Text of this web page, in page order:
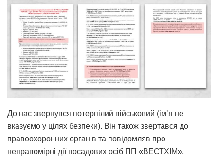
До нас звернувся потерпілий військовий (імʼя не
вказуємо у цілях безпеки). Він також звертався до
правоохоронних органів та повідомляв про
неправомірні дії посадових осіб ПП «ВЕСТХІМ»,